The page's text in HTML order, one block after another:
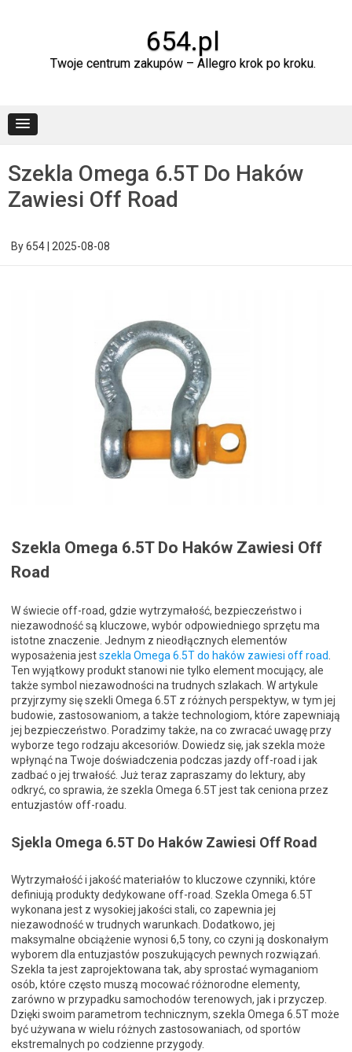
654.pl
Twoje centrum zakupów – Allegro krok po kroku.
Szekla Omega 6.5T Do Haków
Zawiesi Off Road
By654 2025-08-08
Szekla Omega 6.5T Do Haków Zawiesi Off
Road
W świecie off-road, gdzie wytrzymałość, bezpieczeństwo i
niezawodność są kluczowe, wybór odpowiedniego sprzętu ma
istotne znaczenie. Jednym z nieodłącznych elementów
wyposażenia jestszekla Omega 6.5T do haków zawiesi off road.
Ten wyjątkowy produkt stanowi nie tylko element mocujący, ale
także symbol niezawodności na trudnych szlakach. W artykule
przyjrzymy się szekli Omega 6.5T z różnych perspektyw, w tym jej
budowie, zastosowaniom, a także technologiom, które zapewniają
jej bezpieczeństwo. Poradzimy także, na co zwracać uwagę przy
wyborze tego rodzaju akcesoriów. Dowiedz się, jak szekla może
wpłynąć na Twoje doświadczenia podczas jazdy off-road i jak
zadbać o jej trwałość. Już teraz zapraszamy do lektury, aby
odkryć, co sprawia, że szekla Omega 6.5T jest tak ceniona przez
entuzjastów off-roadu.
Sjekla Omega 6.5T Do Haków Zawiesi Off Road
Wytrzymałość i jakość materiałów to kluczowe czynniki, które
definiują produkty dedykowane off-road. Szekla Omega 6.5T
wykonana jest z wysokiej jakości stali, co zapewnia jej
niezawodność w trudnych warunkach. Dodatkowo, jej
maksymalne obciążenie wynosi 6,5 tony, co czyni ją doskonałym
wyborem dla entuzjastów poszukujących pewnych rozwiązań.
Szekla ta jest zaprojektowana tak, aby sprostać wymaganiom
osób, które często muszą mocować różnorodne elementy,
zarówno w przypadku samochodów terenowych, jak i przyczep.
Dzięki swoim parametrom technicznym, szekla Omega 6.5T może
być używana w wielu różnych zastosowaniach, od sportów
ekstremalnych po codzienne przygody.